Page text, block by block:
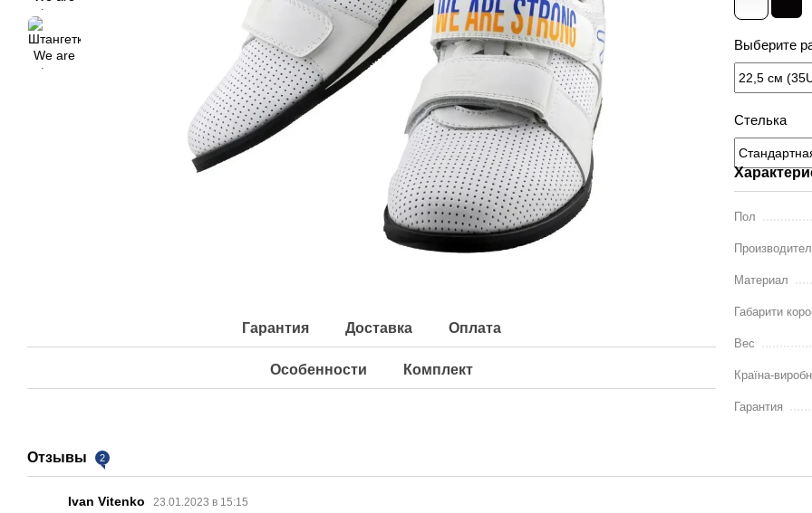
Гарантия Доставка Оплата
Особенности Комплект
Выберите
Стелька
Пол
Материал
Габарити
Вес
Країна-
Гарантия
Отзывы 2
Ivan Vitenko 23.01.2023 в 15:15